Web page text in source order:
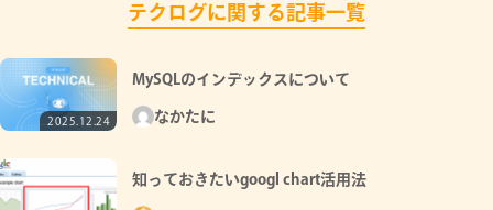
テクログに関する記事一覧
2025.12.24
MySQLのインデックスについて
なかたに
知っておきたいgoogl chart活用法